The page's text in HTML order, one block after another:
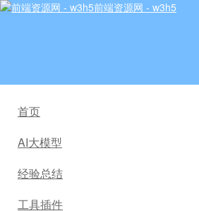
前端资源网 - w3h5
首页
AI大模型
经验总结
工具插件